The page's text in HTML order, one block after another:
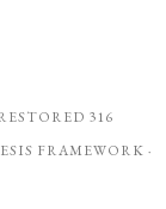
316
FRAMEWORK ·